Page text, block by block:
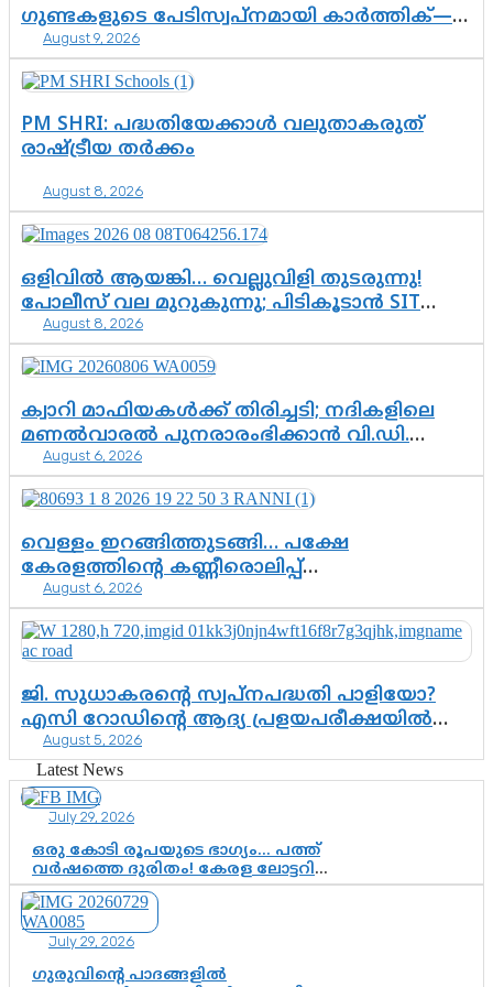
ഗുണ്ടകളുടെ പേടിസ്വപ്നമായി കാർത്തിക്—
ചെന്നിത്തലയുടെ ‘പവർ ഹോം’
ഓപ്പറേഷനിൽ ആയങ്കി കുടുങ്ങി!
August 9, 2026
PM SHRI: പദ്ധതിയേക്കാൾ വലുതാകരുത്
രാഷ്ട്രീയ തർക്കം
August 8, 2026
ഒളിവിൽ ആയങ്കി… വെല്ലുവിളി തുടരുന്നു!
പോലീസ് വല മുറുകുന്നു; പിടികൂടാൻ SIT
രംഗത്ത്. ഇനി ചോദ്യം ആയങ്കി എവിടെ
എന്നത് മാത്രം അല്ല—ആയങ്കി
കസ്റ്റഡിയിലായാൽ പുറത്തുവരുക
എന്തൊക്കെ വിവരങ്ങൾ?”
August 8, 2026
ക്വാറി മാഫിയകൾക്ക് തിരിച്ചടി; നദികളിലെ
മണൽവാരൽ പുനരാരംഭിക്കാൻ വി.ഡി.
സർക്കാർ തീരുമാനം
August 6, 2026
വെള്ളം ഇറങ്ങിത്തുടങ്ങി… പക്ഷേ
കേരളത്തിന്റെ കണ്ണീരൊലിപ്പ്
എന്നവസാനിക്കും?
August 6, 2026
ജി. സുധാകരന്റെ സ്വപ്നപദ്ധതി പാളിയോ?
എസി റോഡിന്റെ ആദ്യ പ്രളയപരീക്ഷയിൽ
ഉയരുന്നത് ഗുരുതര ചോദ്യങ്ങൾ
August 5, 2026
Latest News
July 29, 2026
ഒരു കോടി രൂപയുടെ ഭാഗ്യം… പത്ത്
വർഷത്തെ ദുരിതം! കേരള ലോട്ടറി
സംവിധാനത്തെ ചോദ്യം ചെയ്ത്
കോയയുടെ പോരാട്ടം
July 29, 2026
ഗുരുവിന്റെ പാദങ്ങളിൽ